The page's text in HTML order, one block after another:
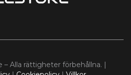
– Alla rättigheter förbehållna. |